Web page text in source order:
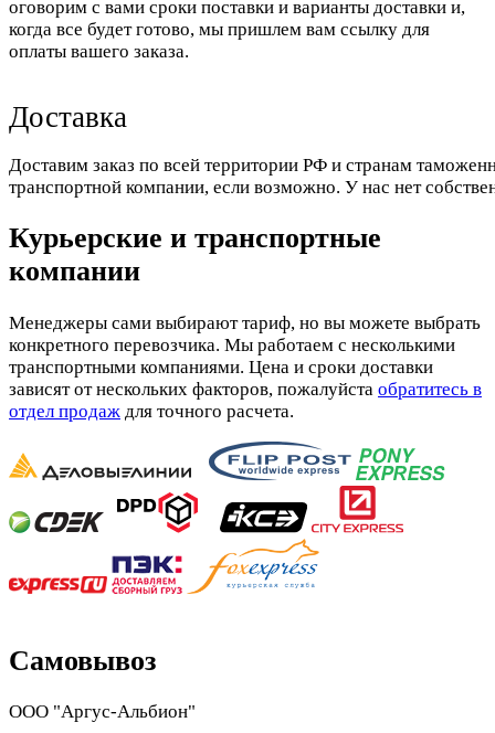
оговорим с вами сроки поставки и варианты доставки и,
когда все будет готово, мы пришлем вам ссылку для
оплаты вашего заказа.
Доставка
Доставим заказ по всей территории РФ и странам
транспортной компании, если возможно. У нас нет
Курьерские и транспортные
компании
Менеджеры сами выбирают тариф, но вы можете выбрать
конкретного перевозчика. Мы работаем с несколькими
транспортными компаниями. Цена и сроки доставки
зависят от нескольких факторов, пожалуйста обратитесь в
отдел продаж для точного расчета.
Самовывоз
ООО "Аргус-Альбион"